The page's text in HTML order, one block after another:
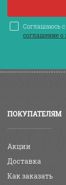
Соглашаюсь
соглашение
ПОКУПАТЕЛЯМ
Акции
Доставка
Как заказать